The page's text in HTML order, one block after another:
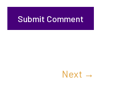
Submit Comment
Next →